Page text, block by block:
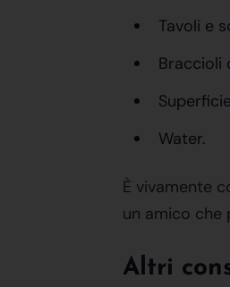
Tavoli e
Braccioli
Water.
È vivamente
un amico che
Altri